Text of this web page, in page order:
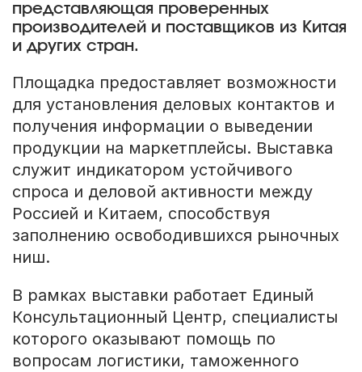
представляющая проверенных
производителей и поставщиков из Китая
и других стран.
Площадка предоставляет возможности
для установления деловых контактов и
получения информации о выведении
продукции на маркетплейсы. Выставка
служит индикатором устойчивого
спроса и деловой активности между
Россией и Китаем, способствуя
заполнению освободившихся рыночных
ниш.
В рамках выставки работает Единый
Консультационный Центр, специалисты
которого оказывают помощь по
вопросам логистики, таможенного